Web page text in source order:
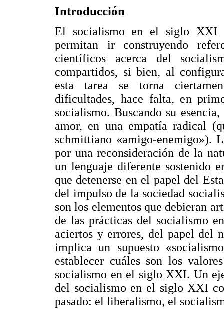
Introducción
El socialismo en el siglo XXI
permitan ir construyendo
científicos acerca del
compartidos, si bien, al
esta tarea se torna
dificultades, hace falta, en
socialismo. Buscando su
amor, en una empatía radical
schmittiano «amigo-enemigo»).
por una reconsideración de la
un lenguaje diferente sostenido
que detenerse en el papel del
del impulso de la sociedad
son los elementos que debieran
de las prácticas del socialismo
aciertos y errores, del papel del
implica un supuesto
establecer cuáles son los
socialismo en el siglo XXI. Un
del socialismo en el siglo XXI
pasado: el liberalismo, el